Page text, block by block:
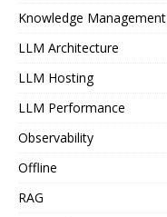
Knowledge Management
LLM Architecture
LLM Hosting
LLM Performance
Observability
Offline
RAG